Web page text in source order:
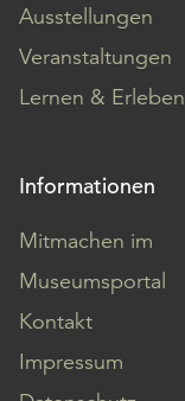
Ausstellungen
Veranstaltungen
Lernen & Erleben
Informationen
Mitmachen im
Museumsportal
Kontakt
Impressum